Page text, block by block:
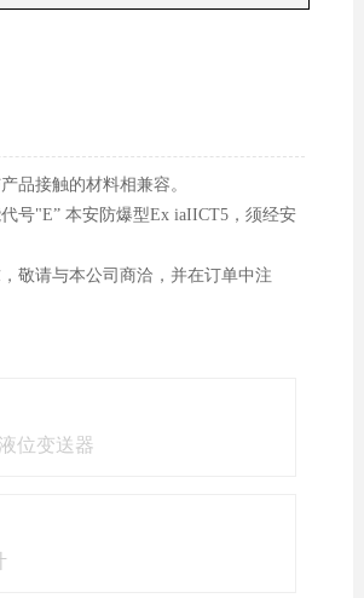
品接触的材料相兼容。
号"E” 本安防爆型Ex iaIICT5，须经安
敬请与本公司商洽，并在订单中注
位变送器